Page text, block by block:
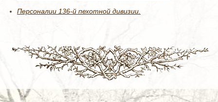
Персоналии 136-й пехотной дивизии.